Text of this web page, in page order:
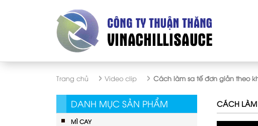
Trang chủ Video clip cách làm sa tế đơn giản theo
CÁCH LÀM
DANH MỤC SẢN PHẨM
MÌ CAY